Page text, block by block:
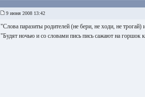
9 июня 2008 13:42
"Слова паразиты родителей (не бери, не ходи, не трогай)
"Будят ночью и со словами пись пись сажают на горшок